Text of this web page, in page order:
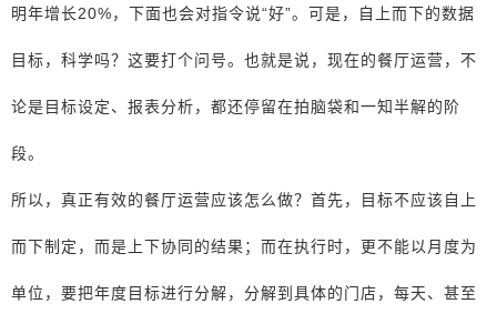
明年增长20%，下面也会对指令说“好”。可是，自上而下的数据
目标，科学吗？这要打个问号。也就是说，现在的餐厅运营，不
论是目标设定、报表分析，都还停留在拍脑袋和一知半解的阶
段。
所以，真正有效的餐厅运营应该怎么做？首先，目标不应该自上
而下制定，而是上下协同的结果；而在执行时，更不能以月度为
单位，要把年度目标进行分解，分解到具体的门店，每天、甚至